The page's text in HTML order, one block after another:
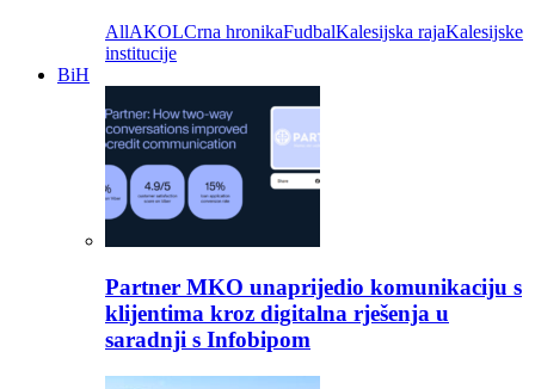
AllAKOLCrna hronikaFudbalKalesijska rajaKalesijske
institucije
BiH
Partner MKO unaprijedio komunikaciju s
klijentima kroz digitalna rješenja u
saradnji s Infobipom